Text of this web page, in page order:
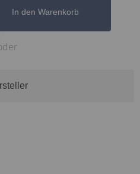
In den Warenkorb